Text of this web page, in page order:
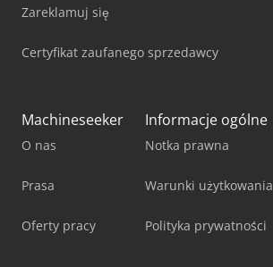
Zareklamuj się
Certyfikat zaufanego sprzedawcy
Machineseeker
O nas
Prasa
Oferty pracy
Informacje ogólne
Notka prawna
Warunki użytkowania
Polityka prywatności